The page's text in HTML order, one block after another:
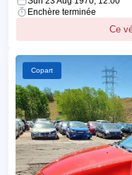
Enchère terminée
Ce
Copart